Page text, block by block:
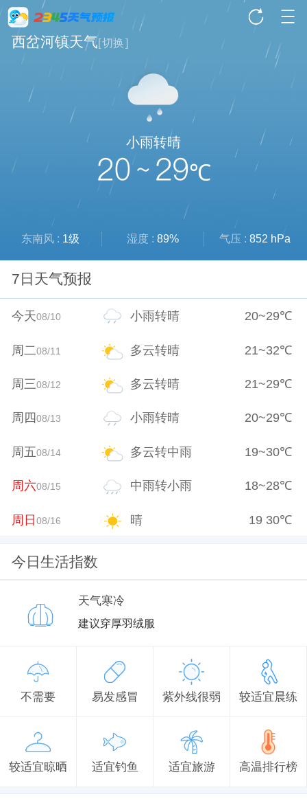
西岔河镇天气[切换]
小雨转晴
20 ~ 29℃
东南风 : 1级 湿度 : 89% 气压 : 852 hPa
7日天气预报
今天08/10 小雨转晴 20~29℃
周二08/11 多云转晴 21~32℃
周三08/12 多云转晴 21~29℃
周四08/13 小雨转晴 20~29℃
周五08/14 多云转中雨 19~30℃
周六08/15 中雨转小雨 18~28℃
周日08/16 晴 19 30℃
今日生活指数
天气寒冷
建议穿厚羽绒服
不需要 易发感冒 紫外线很弱 较适宜晨练
较适宜晾晒 适宜钓鱼 适宜旅游 高温排行榜